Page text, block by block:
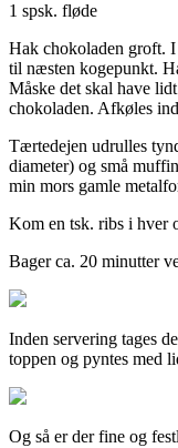
1 spsk. fløde
Hak chokoladen groft.
til næsten kogepunkt.
Måske det skal have
chokoladen. Afkøles
Tærtedejen udrulles
diameter) og små
min mors gamle
Kom en tsk. ribs i hver
Bager ca. 20 minutter
Inden servering tages
toppen og pyntes med
Og så er der fine og